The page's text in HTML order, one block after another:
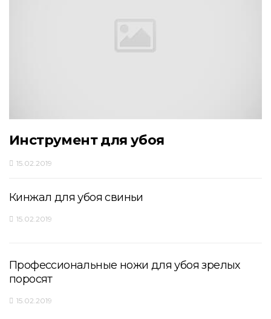
Инструмент для убоя
15.02.2019
Кинжал для убоя свиньи
15.02.2019
Профессиональные ножи для убоя зрелых
поросят
15.02.2019